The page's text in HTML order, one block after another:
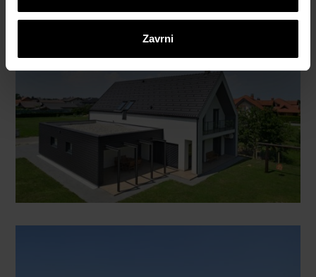
Zavrni